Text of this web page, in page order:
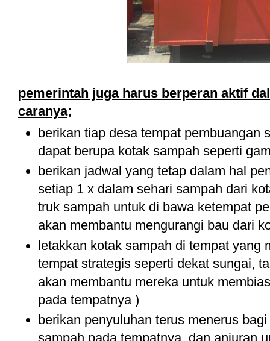
pemerintah juga harus berperan aktif
caranya;
berikan tiap desa tempat pembuangan
dapat berupa kotak sampah seperti
berikan jadwal yang tetap dalam hal
setiap 1 x dalam sehari sampah dari
truk sampah untuk di bawa ketempat
akan membantu mengurangi bau dari
letakkan kotak sampah di tempat yang
tempat strategis seperti dekat sungai,
akan membantu mereka untuk
pada tempatnya )
berikan penyuluhan terus menerus
sampah pada tempatnya. dan anjuran